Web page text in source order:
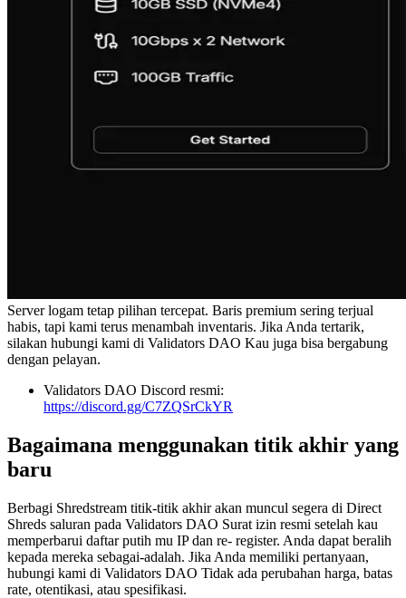
Server logam tetap pilihan tercepat. Baris premium sering terjual
habis, tapi kami terus menambah inventaris. Jika Anda tertarik,
silakan hubungi kami di Validators DAO Kau juga bisa bergabung
dengan pelayan.
Validators DAO Discord resmi:
https://discord.gg/C7ZQSrCkYR
Bagaimana menggunakan titik akhir yang
baru
Berbagi Shredstream titik-titik akhir akan muncul segera di Direct
Shreds saluran pada Validators DAO Surat izin resmi setelah kau
memperbarui daftar putih mu IP dan re- register. Anda dapat beralih
kepada mereka sebagai-adalah. Jika Anda memiliki pertanyaan,
hubungi kami di Validators DAO Tidak ada perubahan harga, batas
rate, otentikasi, atau spesifikasi.